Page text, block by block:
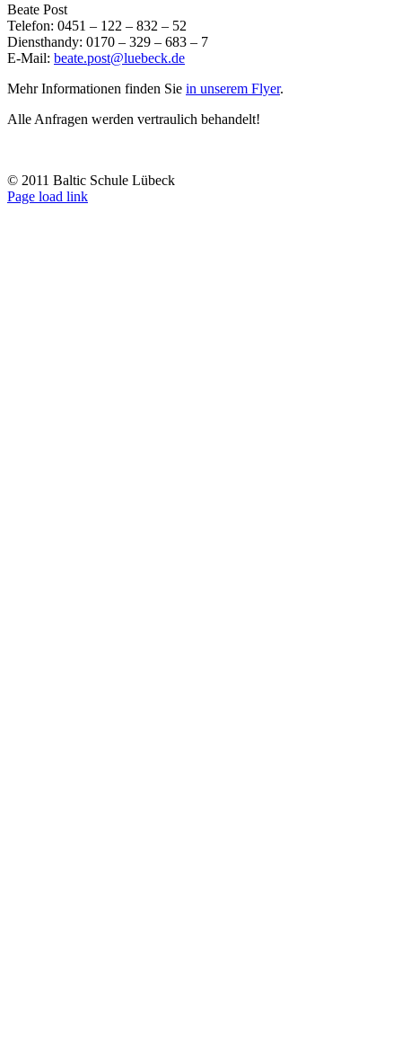
Beate Post
Telefon: 0451 – 122 – 832 – 52
Diensthandy: 0170 – 329 – 683 – 7
E-Mail: beate.post@luebeck.de
Mehr Informationen finden Sie in unserem Flyer.
Alle Anfragen werden vertraulich behandelt!
© 2011 Baltic Schule Lübeck
Rss
Page load link